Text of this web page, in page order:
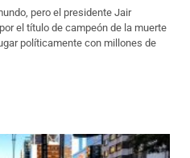
pero el presidente Jair
el título de campeón de la muerte
políticamente con millones de